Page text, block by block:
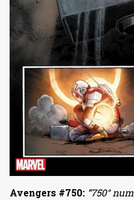
Avengers #750: “750°